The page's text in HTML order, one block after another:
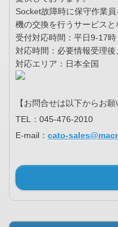
Socket故障時に保守作業
機の交換を行うサービスと
受付対応時間：平日9-17
対応時間：必要情報受理
対応エリア：日本全国
【お問合せは以下からお願
TEL：045-476-2010
E-mail： cato-